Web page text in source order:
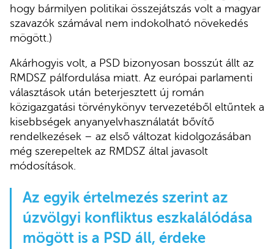
hogy bármilyen politikai összejátszás volt a magyar
szavazók számával nem indokolható növekedés
mögött.)
Akárhogyis volt, a PSD bizonyosan bosszút állt az
RMDSZ pálfordulása miatt. Az európai parlamenti
választások után beterjesztett új román
közigazgatási törvénykönyv tervezetéből eltűntek a
kisebbségek anyanyelvhasználatát bővítő
rendelkezések – az első változat kidolgozásában
még szerepeltek az RMDSZ által javasolt
módosítások.
Az egyik értelmezés szerint az
úzvölgyi konfliktus eszkalálódása
mögött is a PSD áll, érdeke